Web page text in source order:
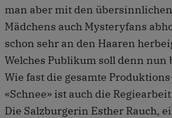
man aber mit den
Mädchens auch Mysteryfans
schon sehr an den Haaren
Welches Publikum soll denn nun
Wie fast die gesamte
«Schnee» ist auch die
Die Salzburgerin Esther Rauch,